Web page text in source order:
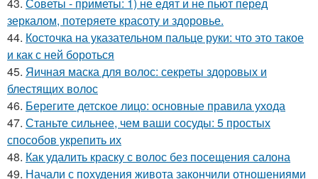
зеркалом, потеряете красоту и здоровье.
44. Косточка на указательном пальце руки: что это такое
и как с ней бороться
45. Яичная маска для волос: секреты здоровых и
блестящих волос
46. Берегите детское лицо: основные правила ухода
47. Станьте сильнее, чем ваши сосуды: 5 простых
способов укрепить их
48. Как удалить краску с волос без посещения салона
49. Начали с похудения живота закончили отношениями